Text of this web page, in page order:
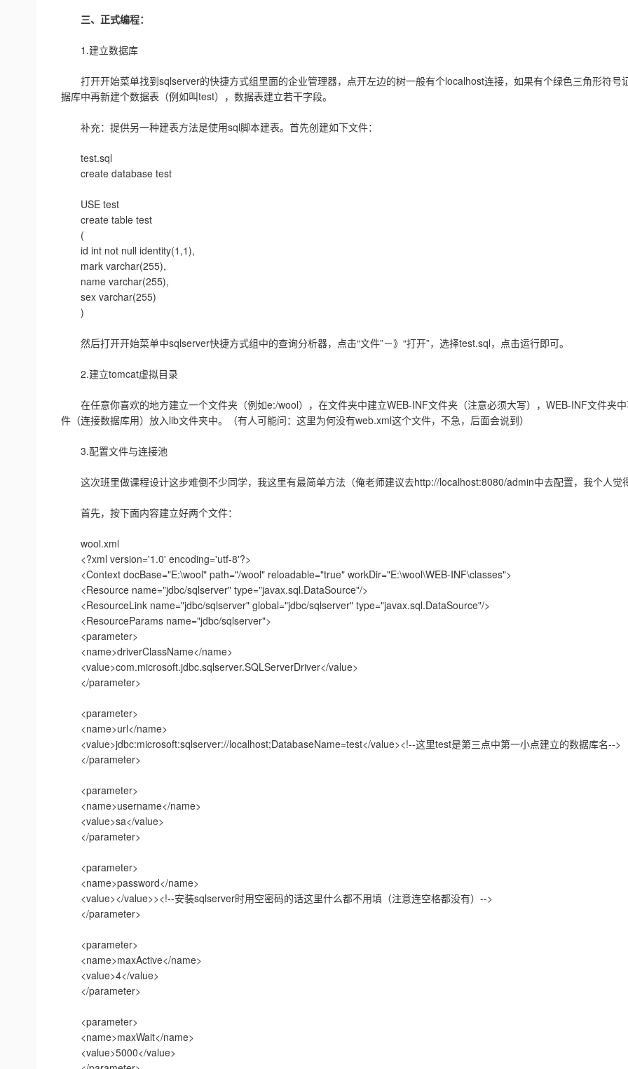
三、正式编程：
1.建立数据库
打开开始菜单找到sqlserver的快捷方式组里面的企业管理器，点开左边的树一般有个localhost连接，如果有个绿色三角形符号
据库中再新建个数据表（例如叫test），数据表建立若干字段。
补充：提供另一种建表方法是使用sql脚本建表。首先创建如下文件：
test.sql
create database test
USE test
create table test
(
id int not null identity(1,1),
mark varchar(255),
name varchar(255),
sex varchar(255)
)
然后打开开始菜单中sqlserver快捷方式组中的查询分析器，点击“文件”－》“打开”，选择test.sql，点击运行即可。
2.建立tomcat虚拟目录
在任意你喜欢的地方建立一个文件夹（例如e:/wool），在文件夹中建立WEB-INF文件夹（注意必须大写），WEB-INF文件夹
件（连接数据库用）放入lib文件夹中。（有人可能问：这里为何没有web.xml这个文件，不急，后面会说到）
3.配置文件与连接池
这次班里做课程设计这步难倒不少同学，我这里有最简单方法（俺老师建议去http://localhost:8080/admin中去配置，我个人觉
首先，按下面内容建立好两个文件：
wool.xml
<?xml version='1.0' encoding='utf-8'?>
<Context docBase="E:\wool" path="/wool" reloadable="true" workDir="E:\wool\WEB-INF\classes">
<Resource name="jdbc/sqlserver" type="javax.sql.DataSource"/>
<ResourceLink name="jdbc/sqlserver" global="jdbc/sqlserver" type="javax.sql.DataSource"/>
<ResourceParams name="jdbc/sqlserver">
<parameter>
<name>driverClassName</name>
<value>com.microsoft.jdbc.sqlserver.SQLServerDriver</value>
</parameter>
<parameter>
<name>url</name>
<value>jdbc:microsoft:sqlserver://localhost;DatabaseName=test</value><!--这里test是第三点中第一小点建立的数据库名-->
</parameter>
<parameter>
<name>username</name>
<value>sa</value>
</parameter>
<parameter>
<name>password</name>
<value></value>><!--安装sqlserver时用空密码的话这里什么都不用填（注意连空格都没有）-->
</parameter>
<parameter>
<name>maxActive</name>
<value>4</value>
</parameter>
<parameter>
<name>maxWait</name>
<value>5000</value>